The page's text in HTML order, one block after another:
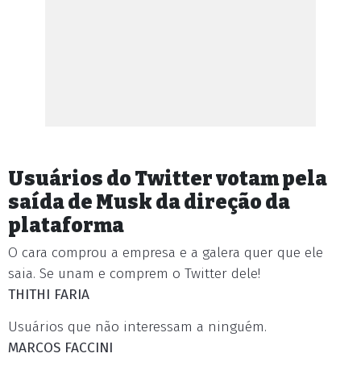
Usuários do Twitter votam pela
saída de Musk da direção da
plataforma
O cara comprou a empresa e a galera quer que ele
saia. Se unam e comprem o Twitter dele!
THITHI FARIA
Usuários que não interessam a ninguém.
MARCOS FACCINI